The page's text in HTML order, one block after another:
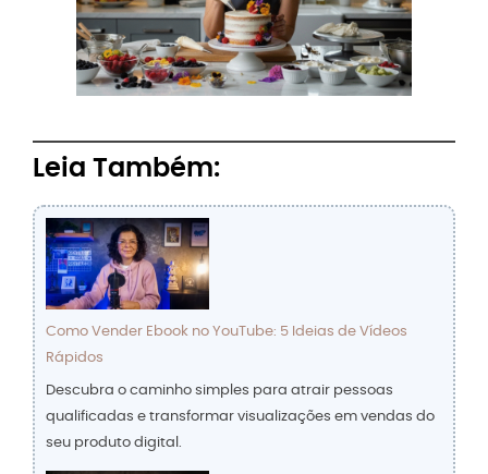
Leia Também:
Como Vender Ebook no YouTube: 5 Ideias de Vídeos
Rápidos
Descubra o caminho simples para atrair pessoas
qualificadas e transformar visualizações em vendas do
seu produto digital.